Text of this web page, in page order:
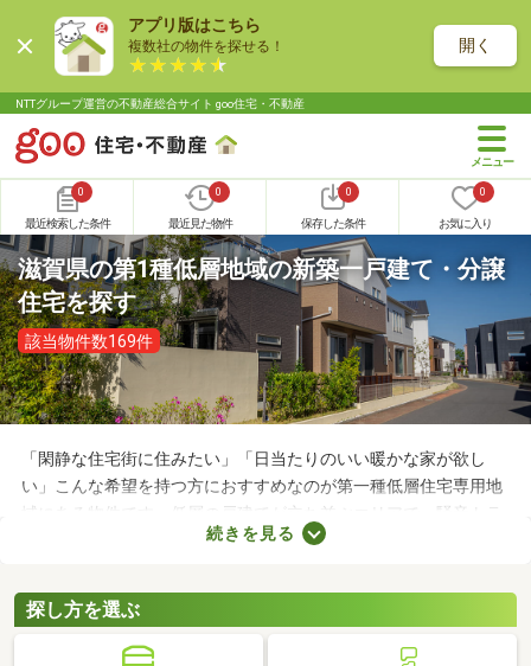
アプリ版はこちら
複数社の物件を探せる！ 開く
NTTグループ運営の不動産総合サイト goo住宅・不動産
0
最近検索した条件
0
最近見た物件
0
保存した条件
0
お気に入り
滋賀県の第1種低層地域の新築一戸建て・分譲
住宅を探す
該当物件数169件
「閑静な住宅街に住みたい」「日当たりのいい暖かな家が欲し
い」こんな希望を持つ方におすすめなのが第一種低層住宅専用地
域にある物件です。低層の戸建てが立ち並ぶエリアで、騒音トラ
ブルが少ない・住みやすい・高層の建物によって日光が遮断され
住居専用地域の新築一戸建てを紹介します。
続きを見る
探し方を選ぶ